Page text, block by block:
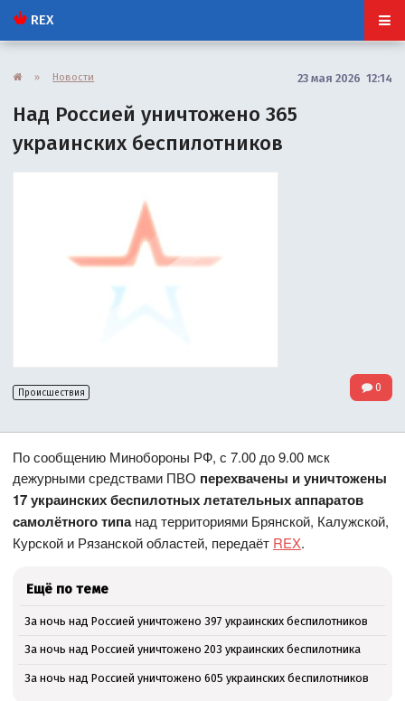
REX
» Новости 23 мая 2026 12:14
Над Россией уничтожено 365
украинских беспилотников
Происшествия 0
По сообщению Минобороны РФ, с 7.00 до 9.00 мск
дежурными средствами ПВО перехвачены и уничтожены
17 украинских беспилотных летательных аппаратов
самолётного типанад территориями Брянской, Калужской,
Курской и Рязанской областей, передаёт REX.
Ещё по теме
За ночь над Россией уничтожено 397 украинских беспилотников
За ночь над Россией уничтожено 203 украинских беспилотника
За ночь над Россией уничтожено 605 украинских беспилотников